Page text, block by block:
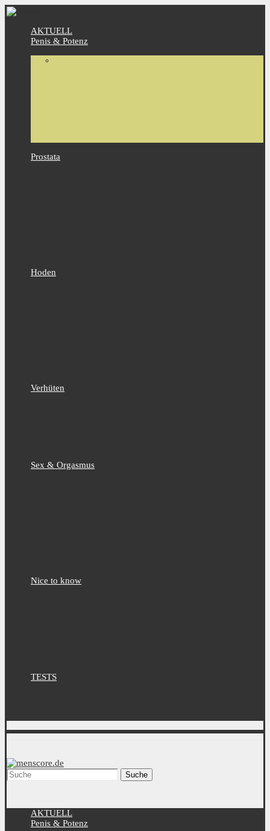
AKTUELL
Penis & Potenz
Prostata
Hoden
Verhüten
Sex & Orgasmus
Nice to know
TESTS
Suche
AKTUELL
Penis & Potenz